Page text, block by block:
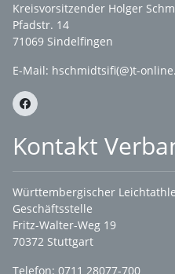
Kreisvorsitzender Holger
Pfadstr. 14
71069 Sindelfingen
E-Mail: hschmidtsifi(@)t-
Kontakt
Württembergischer
Geschäftsstelle
Fritz-Walter-Weg 19
70372 Stuttgart
Telefon: 0711 28077-700